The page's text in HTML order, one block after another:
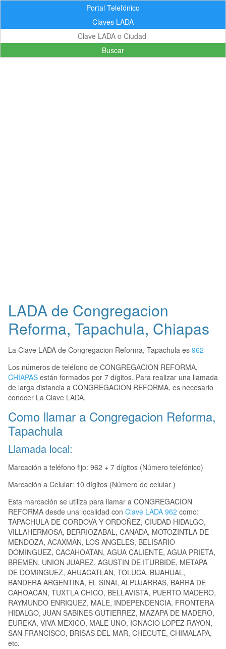
Portal Telefónico
Claves LADA
Buscar
LADA de Congregacion
Reforma, Tapachula, Chiapas
La Clave LADA de Congregacion Reforma, Tapachula es 962
Los números de teléfono de CONGREGACION REFORMA,
CHIAPAS están formados por 7 dígitos. Para realizar una llamada
de larga distancia a CONGREGACION REFORMA, es necesario
conocer La Clave LADA.
Como llamar a Congregacion Reforma,
Tapachula
Llamada local:
Marcación a teléfono fijo: 962 + 7 dígitos (Número telefónico)
Marcación a Celular: 10 dígitos (Número de celular )
Esta marcación se utiliza para llamar a CONGREGACION
REFORMA desde una localidad con Clave LADA 962 como:
TAPACHULA DE CORDOVA Y ORDOÑEZ, CIUDAD HIDALGO,
VILLAHERMOSA, BERRIOZABAL, CANADA, MOTOZINTLA DE
MENDOZA, ACAXMAN, LOS ANGELES, BELISARIO
DOMINGUEZ, CACAHOATAN, AGUA CALIENTE, AGUA PRIETA,
BREMEN, UNION JUAREZ, AGUSTIN DE ITURBIDE, METAPA
DE DOMINGUEZ, AHUACATLAN, TOLUCA, BIJAHUAL,
BANDERA ARGENTINA, EL SINAI, ALPUJARRAS, BARRA DE
CAHOACAN, TUXTLA CHICO, BELLAVISTA, PUERTO MADERO,
RAYMUNDO ENRIQUEZ, MALE, INDEPENDENCIA, FRONTERA
HIDALGO, JUAN SABINES GUTIERREZ, MAZAPA DE MADERO,
EUREKA, VIVA MEXICO, MALE UNO, IGNACIO LOPEZ RAYON,
SAN FRANCISCO, BRISAS DEL MAR, CHECUTE, CHIMALAPA,
etc.